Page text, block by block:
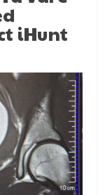
iHunt